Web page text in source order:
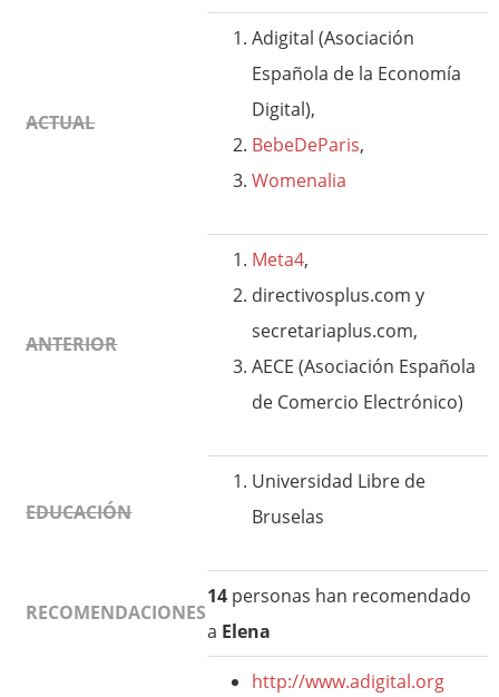
ACTUAL
Adigital (Asociación
Española de la Economía
Digital),
BebeDeParis,
Womenalia
ANTERIOR
Meta4,
directivosplus.com y
secretariaplus.com,
AECE (Asociación Española
de Comercio Electrónico)
EDUCACIÓN
Universidad Libre de
Bruselas
RECOMENDACIONES
14 personas han recomendado
a Elena
http://www.adigital.org